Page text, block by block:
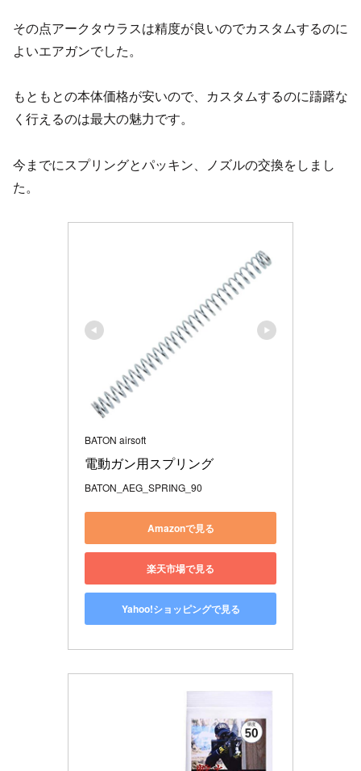
その点アークタウラスは精度が良いのでカスタムするのに
よいエアガンでした。
もともとの本体価格が安いので、カスタムするのに躊躇な
く行えるのは最大の魅力です。
今までにスプリングとパッキン、ノズルの交換をしまし
た。
BATON airsoft
電動ガン用スプリング
BATON_AEG_SPRING_90
Amazonで見る
楽天市場で見る
Yahoo!ショッピングで見る